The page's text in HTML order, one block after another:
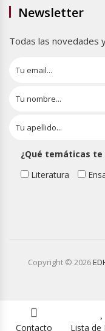
Newsletter
Todas las novedades
¿Qué temáticas te
Literatura
Copyright © 2026
Contacto Lista de